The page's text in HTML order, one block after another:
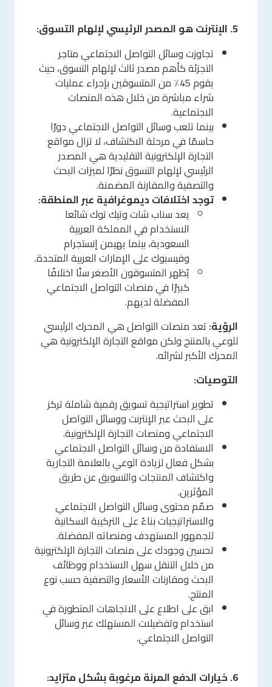
5. الإنترنت هو المصدر الرئيسي لإلهام التسوق:
تجاوزت وسائل التواصل الاجتماعي متاجر
التجزئة كأهم مصدر ثالث لإلهام التسوق، حيث
يقوم 45٪ من المتسوقين بإجراء عمليات
شراء مباشرة من خلال هذه المنصات
الاجتماعية.
بينما تلعب وسائل التواصل الاجتماعي دورًا
حاسمًا في مرحلة الاكتشاف، لا تزال مواقع
التجارة الإلكترونية التقليدية هي المصدر
الرئيسي لإلهام التسوق نظرًا لميزات البحث
والتصفية والمقارنة المضمنة.
توجد اختلافات ديموغرافية عبر المنطقة:
يعد سناب شات وتيك توك شائعا
الاستخدام في المملكة العربية
السعودية، بينما يهيمن إنستجرام
وفيسبوك على الإمارات العربية المتحدة.
يُظهر المتسوقون الأصغر سنًا اختلافًا
كبيرًا في منصات التواصل الاجتماعي
المفضلة لديهم.
الرؤية: تعد منصات التواصل هي المحرك الرئيسي
للوعي بالمنتج ولكن مواقع التجارة الإلكترونية هي
المحرك الأكبر لشرائه.
التوصيات:
تطوير استراتيجية تسويق رقمية شاملة تركز
على البحث عبر الإنترنت ووسائل التواصل
الاجتماعي ومنصات التجارة الإلكترونية.
الاستفادة من وسائل التواصل الاجتماعي
بشكل فعال لزيادة الوعي بالعلامة التجارية
واكتشاف المنتجات والتسويق عن طريق
المؤثرين.
صمّم محتوى وسائل التواصل الاجتماعي
والاستراتيجيات بناءً على التركيبة السكانية
للجمهور المستهدف ومنصاته المفضلة.
تحسين وجودك على منصات التجارة الإلكترونية
من خلال التنقل سهل الاستخدام ووظائف
البحث ومقارنات الأسعار والتصفية حسب نوع
المنتج.
ابق على اطلاع على الاتجاهات المتطورة في
استخدام وتفضيلات المستهلك عبر وسائل
التواصل الاجتماعي.
6. خيارات الدفع المرنة مرغوبة بشكل متزايد: